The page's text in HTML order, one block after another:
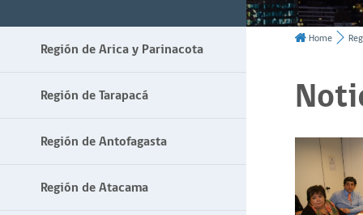
Región de Arica y Parinacota
Región de Tarapacá
Región de Antofagasta
Región de Atacama
Home